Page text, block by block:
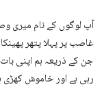
آپ لوگوں کے نام میری
غاصب پر پہلا پتھر
جن کے ذریعہ ہم اپنی
رہی ہے اور خاموش کھڑی